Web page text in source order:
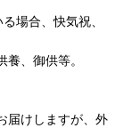
場合、快気祝、
、御供等。
届けしますが、外